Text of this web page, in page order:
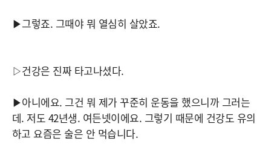
▶그렇죠. 그때야 뭐 열심히 살았죠.
▷건강은 진짜 타고나셨다.
▶아니에요. 그건 뭐 제가 꾸준히 운동을 했으니까 그러는
데. 저도 42년생. 여든넷이에요. 그렇기 때문에 건강도 유의
하고 요즘은 술은 안 먹습니다.